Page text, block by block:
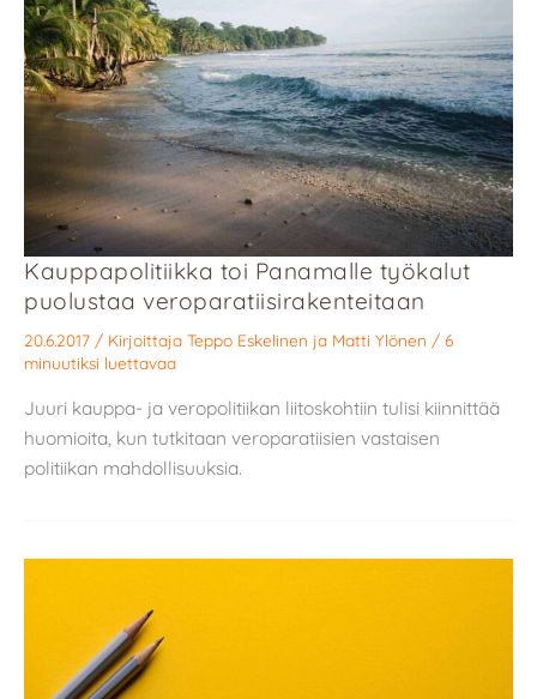
Kauppapolitiikka toi Panamalle työkalut
puolustaa veroparatiisirakenteitaan
20.6.2017 / Kirjoittaja Teppo Eskelinen ja Matti Ylönen / 6
minuutiksi luettavaa
Juuri kauppa- ja veropolitiikan liitoskohtiin tulisi kiinnittää
huomioita, kun tutkitaan veroparatiisien vastaisen
politiikan mahdollisuuksia.